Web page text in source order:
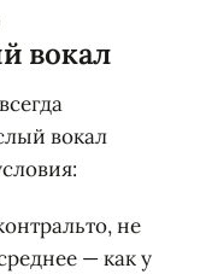
вокал
вокал
не
— как у